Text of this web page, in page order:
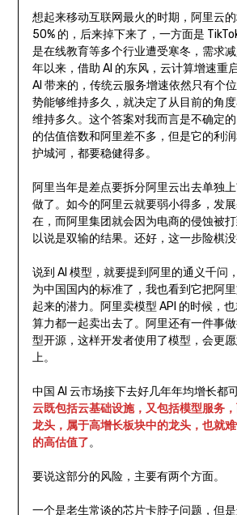
想起来移动互联网最火的时期，阿里云
50% 的，后来掉下来了，一方面是
是在线教育等多个行业遭受寒冬，需求
年以来，借助 AI 的东风，云计算增速重
AI 带来的，传统云服务增速依然只有个
势能够维持多久，就决定了从目前的角
维持多久。这个答案对我而言是不确定
的估值倍数和阿里差不多，但是它的利
护城河，都要稳健得多。
阿里当年是差点要拆分阿里云出去单独
做了。如今的阿里云就要弱小得多，发
在，而阿里集团就会因为电商的侵蚀被
以说是双输的结果。还好，这一步险棋没
说到 AI 模型，就要提到阿里的通义千问
为中国国内的标准了，我也看到它把阿
起来的潜力。阿里卖模型 API 的时候，
算力都一起卖出去了。阿里还有一件事
型开源，这样开发者使用了模型，会更
上。
中国 AI 云市场接下去好几年年均增长都
云既包括云基础设施，又包括模型服务
龙头，属于高增长板块中的龙头，也就
的高估值了。
要说这部分的风险，主要有两个方面。
一个是老生常谈的芯片卡脖子问题，但